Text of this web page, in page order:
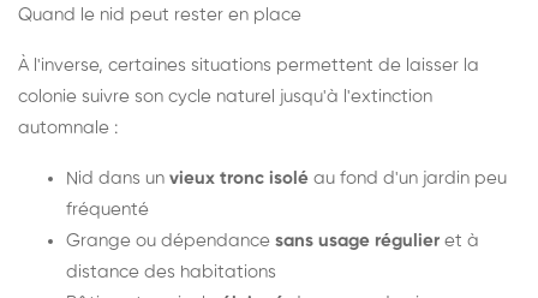
Quand le nid peut rester en place
À l'inverse, certaines situations permettent de laisser la
colonie suivre son cycle naturel jusqu'à l'extinction
automnale :
Nid dans un vieux tronc isolé au fond d'un jardin peu
fréquenté
Grange ou dépendance sans usage régulier et à
distance des habitations